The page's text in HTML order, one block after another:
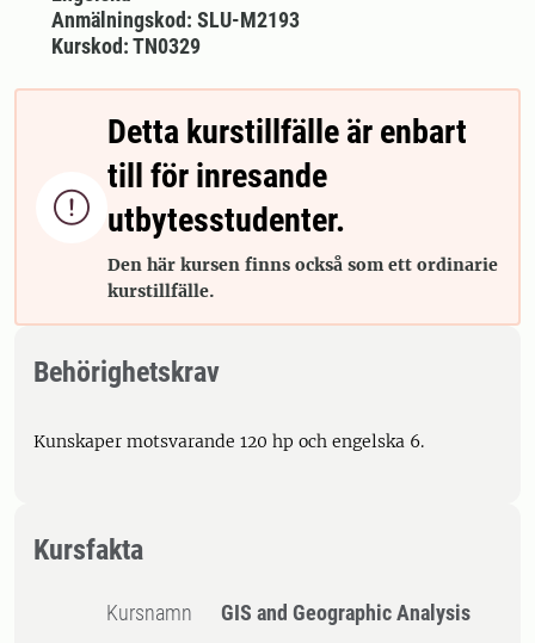
Anmälningskod: SLU-M2193
Kurskod: TN0329

Detta kurstillfälle är enbart
till för inresande
utbytesstudenter.
Den här kursen finns också som ett ordinarie
kurstillfälle.
Behörighetskrav
Kunskaper motsvarande 120 hp och engelska 6.
Kursfakta
Kursnamn GIS and Geographic Analysis